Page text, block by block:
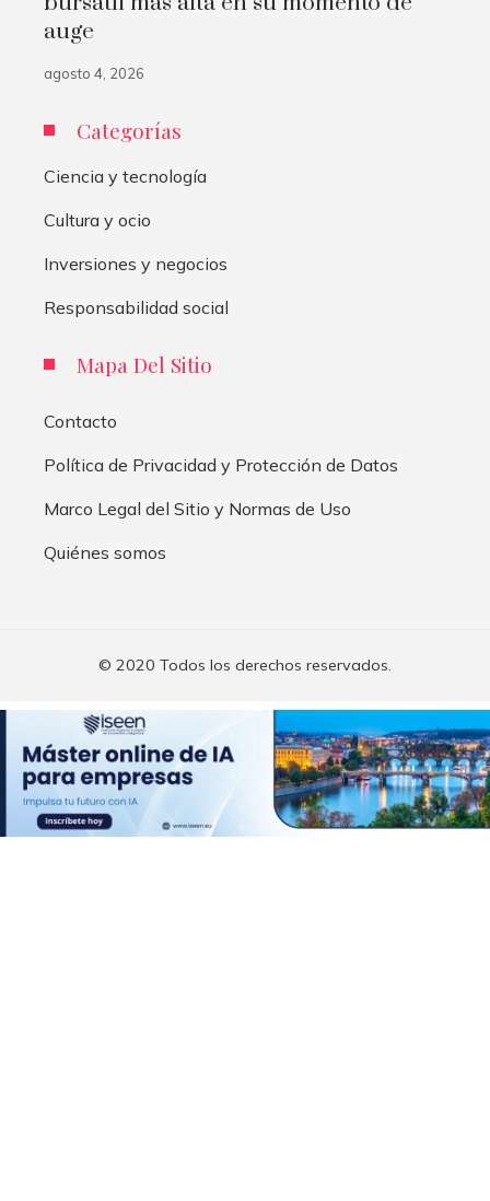
auge
agosto 4, 2026
Categorías
Ciencia y tecnología
Cultura y ocio
Inversiones y negocios
Responsabilidad social
Mapa Del Sitio
Contacto
Política de Privacidad y Protección de Datos
Marco Legal del Sitio y Normas de Uso
Quiénes somos
© 2020 Todos los derechos reservados.